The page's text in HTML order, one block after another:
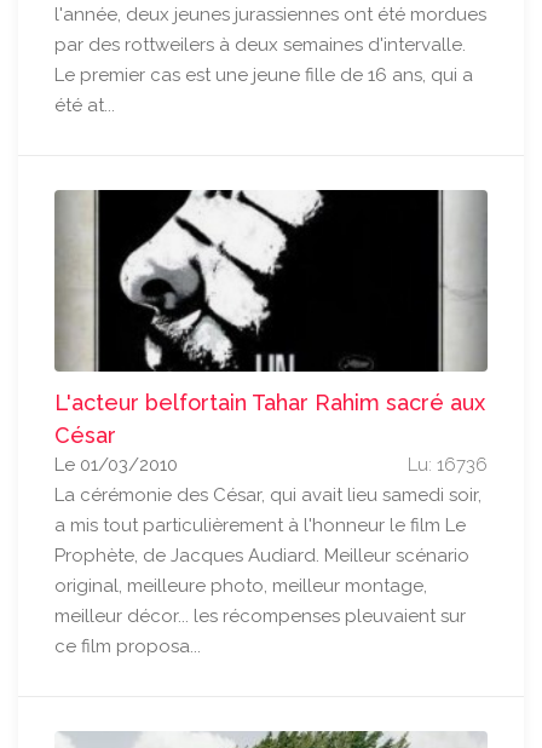
l'année, deux jeunes jurassiennes ont été mordues
par des rottweilers à deux semaines d'intervalle.
Le premier cas est une jeune fille de 16 ans, qui a
été at...
L'acteur belfortain Tahar Rahim sacré aux
César
Lu: 16736
Le 01/03/2010
La cérémonie des César, qui avait lieu samedi soir,
a mis tout particulièrement à l'honneur le film Le
Prophète, de Jacques Audiard. Meilleur scénario
original, meilleure photo, meilleur montage,
meilleur décor... les récompenses pleuvaient sur
ce film proposa...